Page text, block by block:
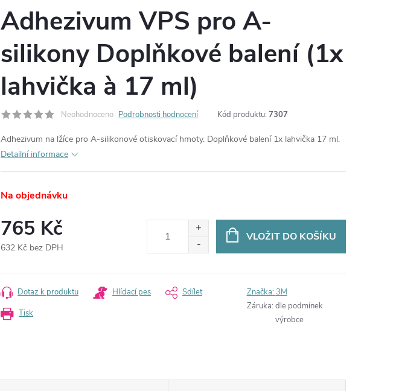
Adhezivum VPS pro A-
silikony Doplňkové balení (1x
lahvička à 17 ml)
Neohodnoceno Podrobnosti hodnocení Kód produktu: 7307
Adhezivum na lžíce pro A-silikonové otiskovací hmoty. Doplňkové balení 1x lahvička 17 ml.
Detailní informace
Na objednávku
765 Kč
632 Kč bez DPH
cena:
VLOŽIT DO KOŠÍKU
Tisk
Dotaz k produktu Hlídací pes Sdílet Značka: 3M
Záruka: dle podmínek
výrobce